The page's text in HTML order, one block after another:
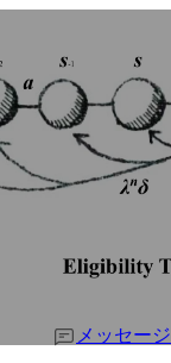
メッセージ